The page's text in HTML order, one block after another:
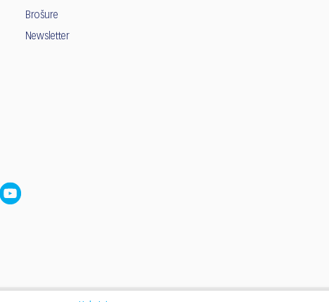
Brošure
Newsletter